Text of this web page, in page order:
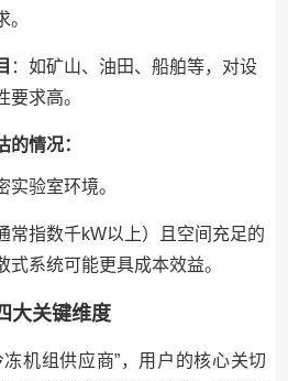
：如矿山、油田、船舶等，对设
求高。
情况：
实验室环境。
常指数千kW以上）且空间充足的
式系统可能更具成本效益。
大关键维度
机组供应商”，用户的核心关切